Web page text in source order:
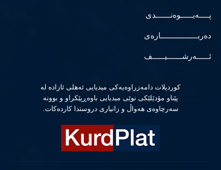
پــــەیـــــوەنــــــدی
دەربـــــــــــــــارەی
ئـــــەرشــــــیـــــف
كوردپلات دامەزراوەیەكی میدیایی ئەهلی ئازادە لە
پێناو مۆدێلێكی نوێی میدیایی باوەڕپێكراو و بوونە
سەرچاوەی هەواڵ و زانیاری دروستدا كاردەكات.